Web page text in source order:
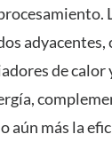
adyacentes,
de calor
aún más la